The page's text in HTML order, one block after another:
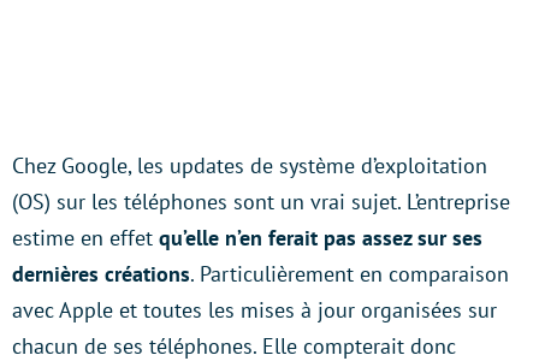
Chez Google, les updates de système d’exploitation
(OS) sur les téléphones sont un vrai sujet. L’entreprise
estime en effet qu’elle n’en ferait pas assez sur ses
dernières créations. Particulièrement en comparaison
avec Apple et toutes les mises à jour organisées sur
chacun de ses téléphones. Elle compterait donc